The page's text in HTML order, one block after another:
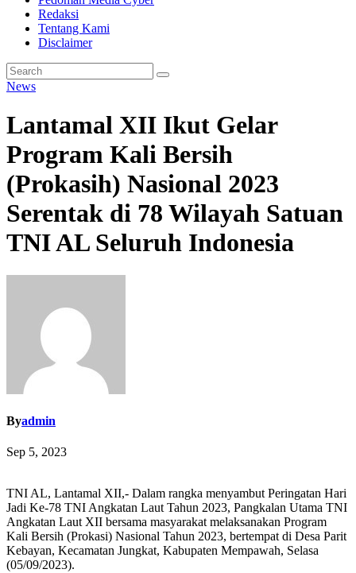
Redaksi
Tentang Kami
Disclaimer
News
Lantamal XII Ikut Gelar
Program Kali Bersih
(Prokasih) Nasional 2023
Serentak di 78 Wilayah Satuan
TNI AL Seluruh Indonesia
Byadmin
Sep 5, 2023
TNI AL, Lantamal XII,- Dalam rangka menyambut Peringatan Hari
Jadi Ke-78 TNI Angkatan Laut Tahun 2023, Pangkalan Utama TNI
Angkatan Laut XII bersama masyarakat melaksanakan Program
Kali Bersih (Prokasi) Nasional Tahun 2023, bertempat di Desa Parit
Kebayan, Kecamatan Jungkat, Kabupaten Mempawah, Selasa
(05/09/2023).